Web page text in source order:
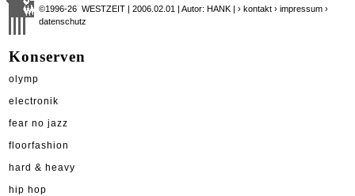
©1996-26 WESTZEIT | 2006.02.01 | Autor: HANK |› kontakt › impressum ›
datenschutz
Konserven
olymp
electronik
fear no jazz
floorfashion
hard & heavy
hip hop